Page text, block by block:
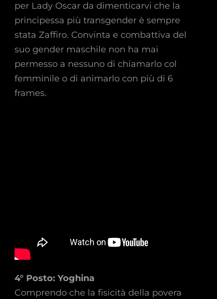
per Lady Oscar da dimenticarvi che la
principessa più transgender è sempre
stata Zaffiro. Convinta e combattiva del
suo gender maschile non ha mai
permesso a nessuno di chiamarlo col
femminile o di animarlo con più di 6
frames.
4° Posto: Yoghina
Comprendo che la fisicità della povera